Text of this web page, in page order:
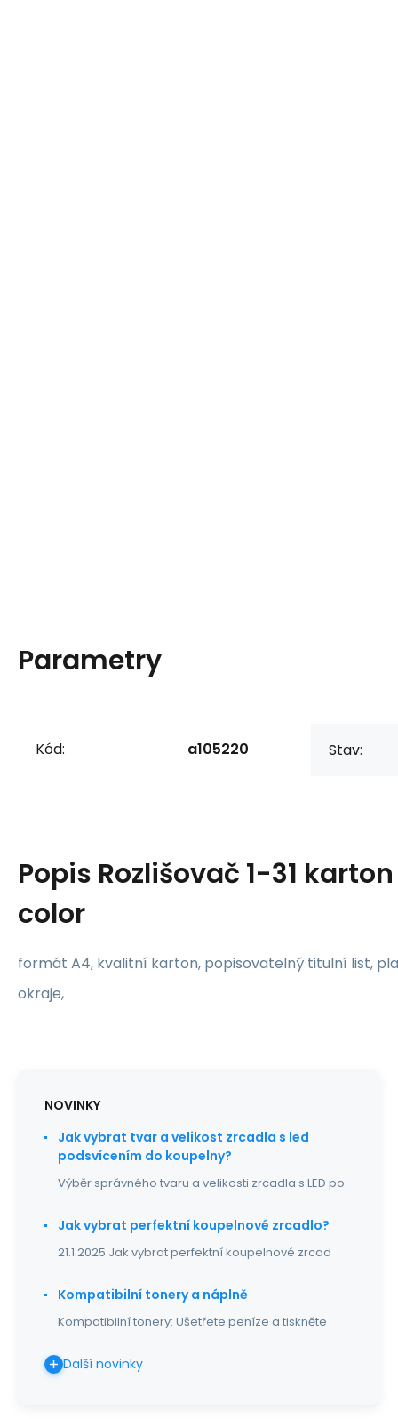
Parametry
Kód: a105220 Stav:
Popis Rozlišovač 1-31 karton
color
formát A4, kvalitní karton, popisovatelný titulní list,
okraje,
NOVINKY
Jak vybrat tvar a velikost zrcadla s led
podsvícením do koupelny?
Výběr správného tvaru a velikosti zrcadla s LED po
Jak vybrat perfektní koupelnové zrcadlo?
21.1.2025 Jak vybrat perfektní koupelnové zrcad
Kompatibilní tonery a náplně
Kompatibilní tonery: Ušetřete peníze a tiskněte
Další novinky